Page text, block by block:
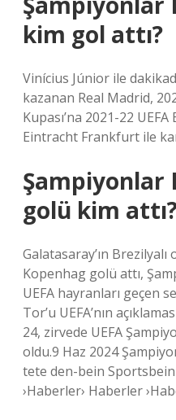
kim gol attı?
Vinícius Júnior ile
kazanan Real Madrid,
Kupası’na 2021-22
Eintracht Frankfurt ile
Şampiyonlar
golü kim
Galatasaray’ın
Kopenhag golü attı,
UEFA hayranları geçen
Tor’u UEFA’nın
24, zirvede UEFA
oldu.9 Haz 2024
tete den-bein
›Haberler› Haberler